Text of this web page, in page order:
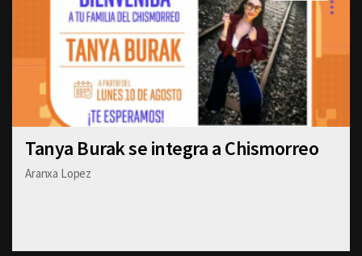
Tanya Burak se integra a Chismorreo
Aranxa Lopez